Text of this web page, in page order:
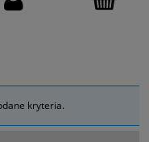
kryteria.